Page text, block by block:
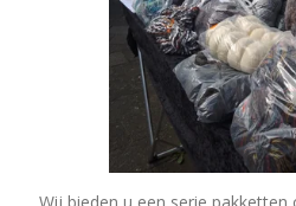
Wij bieden u een serie